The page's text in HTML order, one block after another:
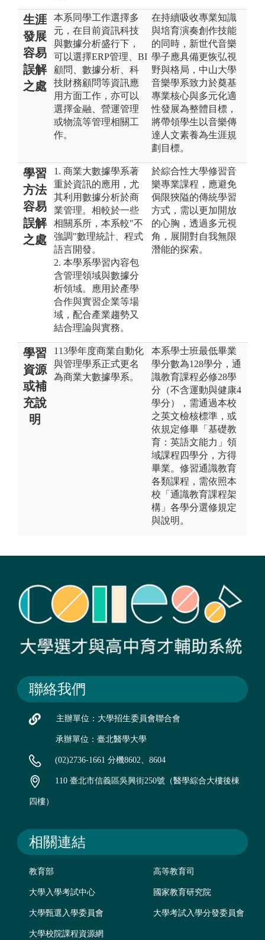
生涯
發展
容易
誤解
之處
本系同學工作選擇多
元，在目前資訊科技
與數據分析盛行下，
可以選擇ERP管理、BI
顧問、數據分析、科
技財務顧問等資訊應
用方面工作，亦可以
選擇金融、營運管理
或物流等管理相關工
作。
在持續吸收專業知識
與培育演奏創作技能
的同時，新世代音樂
學子應具備更恢弘視
野與格局，中山大學
音樂學系致力於奠基
專業核心與多元化適
性發展為整體目標，
將帶領學生以音樂傳
達人文素養為生涯規
劃目標。
學習
方法
容易
誤解
之處
1. 商業大數據學系著
重於資訊的應用，尤
其利用數據分析於商
業管理。相較於一些
相關系所，本系較"不
強調"數理統計、程式
語言開發。
2. 本學系學習內容包
含管理領域與數據分
析領域。應用於產學
合作與實習企業等場
域，配合產業趨勢又
結合理論與實務。
於綜合性大學修習音
樂專業課程，應避免
侷限狹隘的傳統學習
方式，需以更加開放
的心胸，透過多元視
角，展開對自我無限
潛能的探索。
學習
資源
或補
充說
明
113學年度商業自動化
與管理學系正式更名
為商業大數據學系。
本系學士班最低畢業
學分數為128學分，通
識教育課程必修28學
分（不含運動與健康4
學分），需通過本校
之英文檢核標準，或
依規定修畢「基礎教
育：英語文能力」領
域課程四學分，方得
畢業。修習通識教育
各類課程，需依照本
校「通識教育課程架
構」各學分選修規定
與說明。
聯絡我們
主辦單位：大學招生委員會聯合會
承辦單位：臺北醫學大學
(02)2736-1661 分機8602、8604
110 臺北市信義區吳興街250號（醫學綜合大樓後棟
四樓）
相關連結
教育部 高等教育司
大學入學考試中心 國家教育研究院
大學甄選入學委員會 大學考試入學分發委員會
大學校院課程資源網